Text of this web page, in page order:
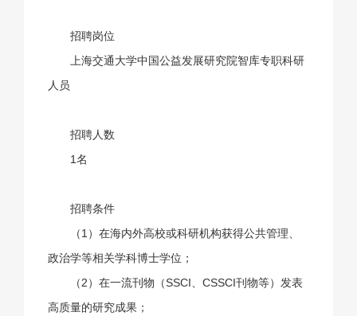
招聘岗位
上海交通大学中国公益发展研究院智库专职科研
人员
招聘人数
1名
招聘条件
（1）在海内外高校或科研机构获得公共管理、
政治学等相关学科博士学位；
（2）在一流刊物（SSCI、CSSCI刊物等）发表
高质量的研究成果；